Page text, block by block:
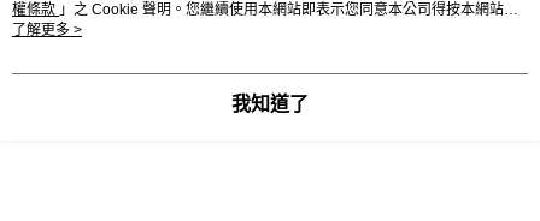
權條款 」之 Cookie 聲明。您繼續使用本網站即表示您同意本公司得按本網站使
用條款之 Cookie 聲明使用 cookie。
了解更多 >
我知道了